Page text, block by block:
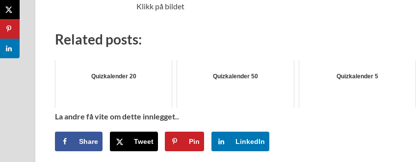
Klikk på bildet
Related posts:
Quizkalender 20 Quizkalender 50 Quizkalender 5
La andre få vite om dette innlegget..
Share Tweet Pin LinkedIn